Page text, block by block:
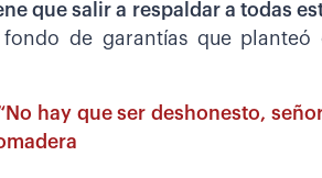
que salir a respaldar a todas
de garantías que planteó
hay que ser deshonesto,